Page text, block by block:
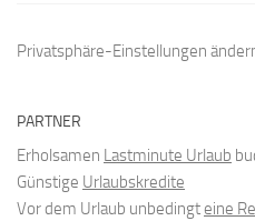
Privatsphäre-Einstellungen
PARTNER
Erholsamen Lastminute Urlaub
Günstige Urlaubskredite
Vor dem Urlaub unbedingteine